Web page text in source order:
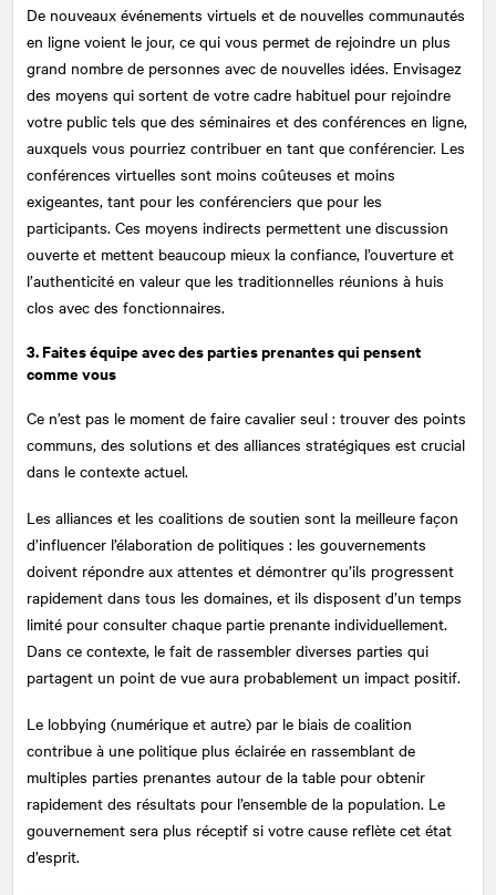
De nouveaux événements virtuels et de nouvelles communautés
en ligne voient le jour, ce qui vous permet de rejoindre un plus
grand nombre de personnes avec de nouvelles idées. Envisagez
des moyens qui sortent de votre cadre habituel pour rejoindre
votre public tels que des séminaires et des conférences en ligne,
auxquels vous pourriez contribuer en tant que conférencier. Les
conférences virtuelles sont moins coûteuses et moins
exigeantes, tant pour les conférenciers que pour les
participants. Ces moyens indirects permettent une discussion
ouverte et mettent beaucoup mieux la confiance, l’ouverture et
l’authenticité en valeur que les traditionnelles réunions à huis
clos avec des fonctionnaires.
3. Faites équipe avec des parties prenantes qui pensent
comme vous
Ce n’est pas le moment de faire cavalier seul : trouver des points
communs, des solutions et des alliances stratégiques est crucial
dans le contexte actuel.
Les alliances et les coalitions de soutien sont la meilleure façon
d’influencer l’élaboration de politiques : les gouvernements
doivent répondre aux attentes et démontrer qu’ils progressent
rapidement dans tous les domaines, et ils disposent d’un temps
limité pour consulter chaque partie prenante individuellement.
Dans ce contexte, le fait de rassembler diverses parties qui
partagent un point de vue aura probablement un impact positif.
Le lobbying (numérique et autre) par le biais de coalition
contribue à une politique plus éclairée en rassemblant de
multiples parties prenantes autour de la table pour obtenir
rapidement des résultats pour l’ensemble de la population. Le
gouvernement sera plus réceptif si votre cause reflète cet état
d’esprit.